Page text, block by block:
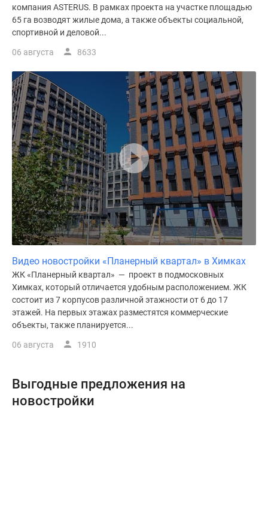
компания ASTERUS. В рамках проекта на участке площадью
65 га возводят жилые дома, а также объекты социальной,
спортивной и деловой...
06 августа 8633
Видео новостройки «Планерный квартал» в Химках
ЖК «Планерный квартал» — проект в подмосковных
Химках, который отличается удобным расположением. ЖК
состоит из 7 корпусов различной этажности от 6 до 17
этажей. На первых этажах разместятся коммерческие
объекты, также планируется...
06 августа 1910
Выгодные предложения на
новостройки